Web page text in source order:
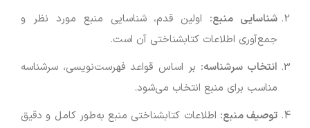
شناسایی منبع: اولین قدم، شناسایی منبع مورد نظر و
جمع‌آوری اطلاعات کتابشناختی آن است.
انتخاب سرشناسه: بر اساس قواعد فهرست‌نویسی، سرشناسه
مناسب برای منبع انتخاب می‌شود.
توصیف منبع: اطلاعات کتابشناختی منبع به‌طور کامل و دقیق